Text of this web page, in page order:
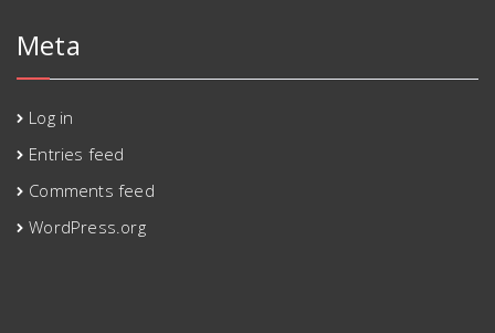
Meta
Log in
Entries feed
Comments feed
WordPress.org